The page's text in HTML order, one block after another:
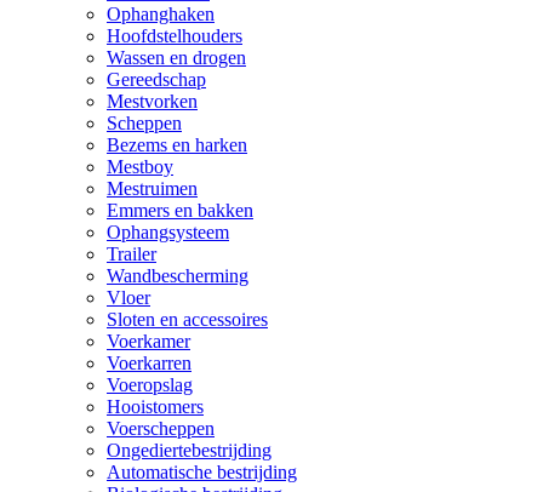
Ophanghaken
Hoofdstelhouders
Wassen en drogen
Gereedschap
Mestvorken
Scheppen
Bezems en harken
Mestboy
Mestruimen
Emmers en bakken
Ophangsysteem
Trailer
Wandbescherming
Vloer
Sloten en accessoires
Voerkamer
Voerkarren
Voeropslag
Hooistomers
Voerscheppen
Ongediertebestrijding
Automatische bestrijding